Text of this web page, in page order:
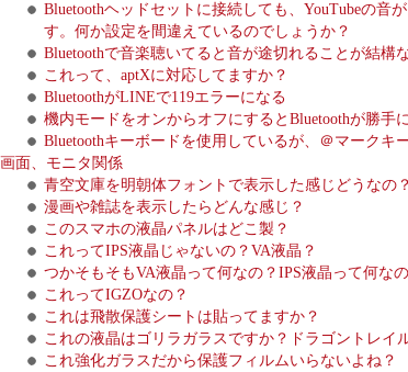
Bluetoothヘッドセットに接続しても、YouTubeの
す。何か設定を間違えているのでしょうか？
Bluetoothで音楽聴いてると音が途切れることが結
これって、aptXに対応してますか？
BluetoothがLINEで119エラーになる
機内モードをオンからオフにするとBluetoothが勝手
Bluetoothキーボードを使用しているが、＠マークキ
画面、モニタ関係
青空文庫を明朝体フォントで表示した感じどうなの
漫画や雑誌を表示したらどんな感じ？
このスマホの液晶パネルはどこ製？
これってIPS液晶じゃないの？VA液晶？
つかそもそもVA液晶って何なの？IPS液晶って何な
これってIGZOなの？
これは飛散保護シートは貼ってますか？
これの液晶はゴリラガラスですか？ドラゴントレイ
これ強化ガラスだから保護フィルムいらないよね？